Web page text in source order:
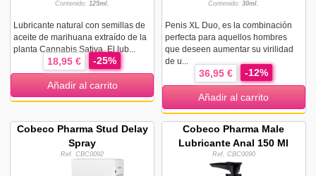
Contenido:125ml.
Lubricante natural con semillas de
aceite de marihuana extraído de la
planta Cannabis Sativa. El lub...
18,95 € -25%
Añadir al carrito
Contenido:30ml.
Penis XL Duo, es la combinación
perfecta para aquellos hombres
que deseen aumentar su virilidad
de u...
36,95 € -12%
Añadir al carrito
Cobeco Pharma Stud Delay
Spray
Ref. CBC0092
Cobeco Pharma Male
Lubricante Anal 150 Ml
Ref. CBC0090